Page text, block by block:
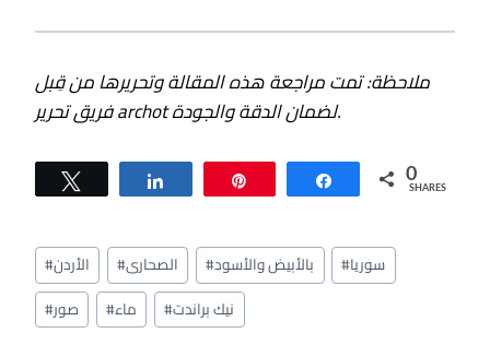
ملاحظة: تمت مراجعة هذه المقالة وتحريرها من قِبل
فريق تحرير archot لضمان الدقة والجودة.
Share 0
SHARES
Post
Tags:
#الأردن #الصحارى #بالأبيض والأسود #سوريا
#صور #ماء #نيك براندت